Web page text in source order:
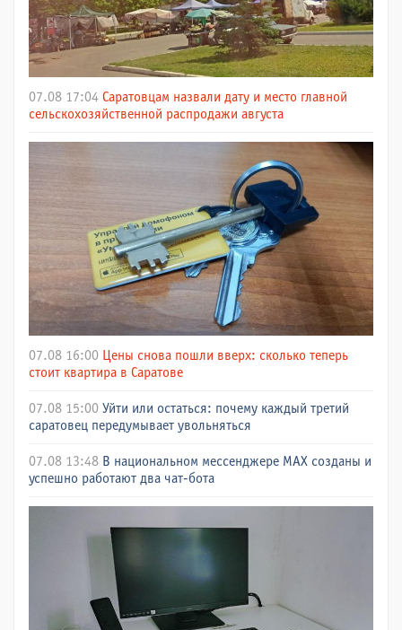
07.08 17:04 Саратовцам назвали дату и место главной
сельскохозяйственной распродажи августа
07.08 16:00 Цены снова пошли вверх: сколько теперь
стоит квартира в Саратове
07.08 15:00 Уйти или остаться: почему каждый третий
саратовец передумывает увольняться
07.08 13:48 В национальном мессенджере МАХ созданы и
успешно работают два чат-бота